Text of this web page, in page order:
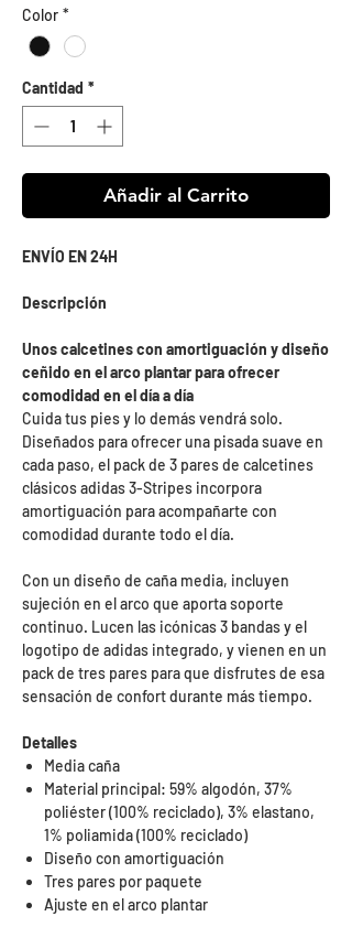
Color *
Cantidad *
Añadir al Carrito
ENVÍO EN 24H
Descripción
Unos calcetines con amortiguación y diseño
ceñido en el arco plantar para ofrecer
comodidad en el día a día
Cuida tus pies y lo demás vendrá solo.
Diseñados para ofrecer una pisada suave en
cada paso, el pack de 3 pares de calcetines
clásicos adidas 3-Stripes incorpora
amortiguación para acompañarte con
comodidad durante todo el día.
Con un diseño de caña media, incluyen
sujeción en el arco que aporta soporte
continuo. Lucen las icónicas 3 bandas y el
logotipo de adidas integrado, y vienen en un
pack de tres pares para que disfrutes de esa
sensación de confort durante más tiempo.
Detalles
Media caña
Material principal: 59% algodón, 37%
poliéster (100% reciclado), 3% elastano,
1% poliamida (100% reciclado)
Diseño con amortiguación
Tres pares por paquete
Ajuste en el arco plantar